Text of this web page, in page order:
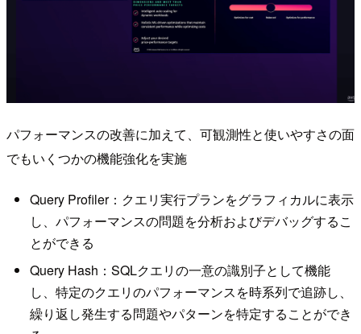
パフォーマンスの改善に加えて、可観測性と使いやすさの面
でもいくつかの機能強化を実施
Query Profiler：クエリ実行プランをグラフィカルに表示
し、パフォーマンスの問題を分析およびデバッグするこ
とができる
Query Hash：SQLクエリの一意の識別子として機能
し、特定のクエリのパフォーマンスを時系列で追跡し、
繰り返し発生する問題やパターンを特定することができ